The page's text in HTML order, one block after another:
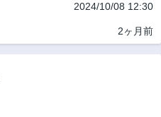
2024/10/08 12:30
2ヶ月前